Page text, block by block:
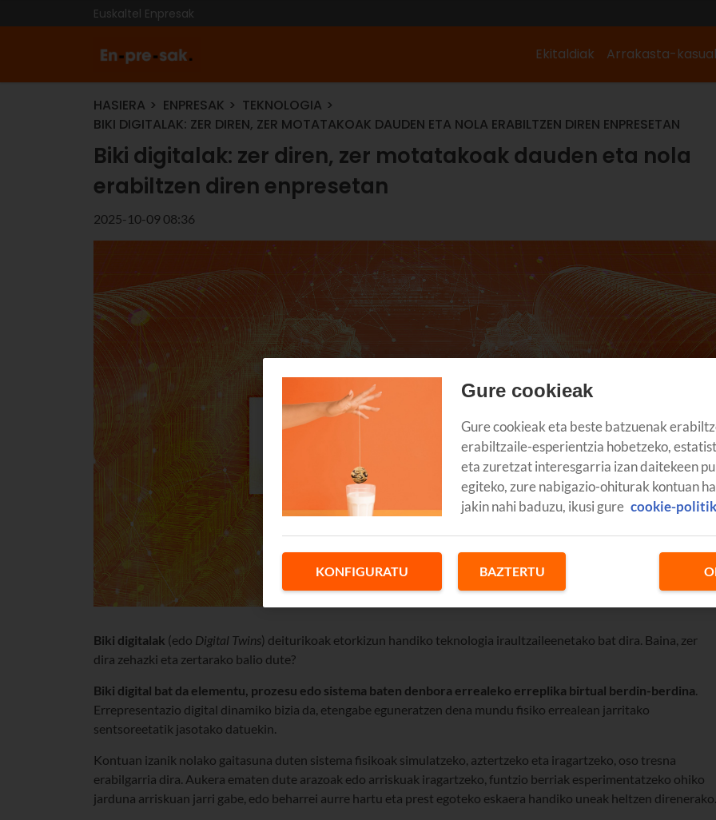
Euskaltel Enpresak
Ekitaldiak Arrakasta-
HASIERA ENPRESAK
TEKNOLOGIA
BIKI DIGITALAK: ZER DIREN, ZER MOTATAKOAK DAUDEN ETA NOLA ERABILTZEN DIREN ENPRESETAN
Biki digitalak: zer diren, zer motatakoak dauden eta nola
erabiltzen diren enpresetan
2025-10-09 08:36
Biki digitalak (edo Digital Twins) deiturikoak etorkizun handiko teknologia iraultzaileenetako bat dira. Baina, zer
dira zehazki eta zertarako balio dute?
Biki digital bat da elementu, prozesu edo sistema baten denbora errealeko erreplika birtual berdin-berdina.
Errepresentazio digital dinamiko bizia da, etengabe eguneratzen dena mundu fisiko errealean jarritako
sentsoreetatik jasotako datuekin.
Kontuan izanik nolako gaitasuna duten sistema fisikoak simulatzeko, aztertzeko eta iragartzeko, oso tresna
erabilgarria dira. Aukera ematen dute arazoak edo arriskuak iragartzeko, funtzio berriak esperimentatzeko ohiko
jarduna arriskuan jarri gabe, edo beharrei aurre hartu eta prest egoteko eskaera handiko uneak heltzen direnerako.
Gure cookieak
Gure cookieak eta beste batzuenak
erabiltzaile-esperientzia hobetzeko,
eta zuretzat interesgarria izan daitekeen
egiteko, zure nabigazio-ohiturak kontuan
jakin nahi baduzu, ikusi gure cookie-
KONFIGURATU BAZTERTU